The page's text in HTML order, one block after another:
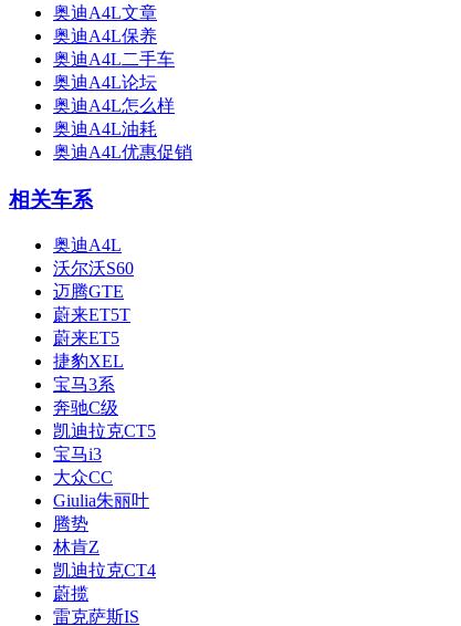
奥迪A4L文章
奥迪A4L保养
奥迪A4L二手车
奥迪A4L论坛
奥迪A4L怎么样
奥迪A4L油耗
奥迪A4L优惠促销
相关车系
奥迪A4L
沃尔沃S60
迈腾GTE
蔚来ET5T
蔚来ET5
捷豹XEL
宝马3系
奔驰C级
凯迪拉克CT5
宝马i3
大众CC
Giulia朱丽叶
腾势
林肯Z
凯迪拉克CT4
蔚揽
雷克萨斯IS